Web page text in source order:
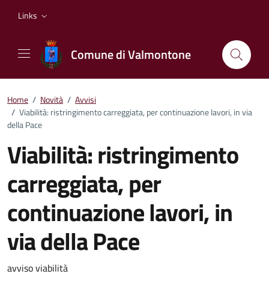
Links
Comune di Valmontone
Home / Novità / Avvisi
/ Viabilità: ristringimento carreggiata, per continuazione lavori, in via
della Pace
Viabilità: ristringimento
carreggiata, per
continuazione lavori, in
via della Pace
Dettagli della notizia
avviso viabilità